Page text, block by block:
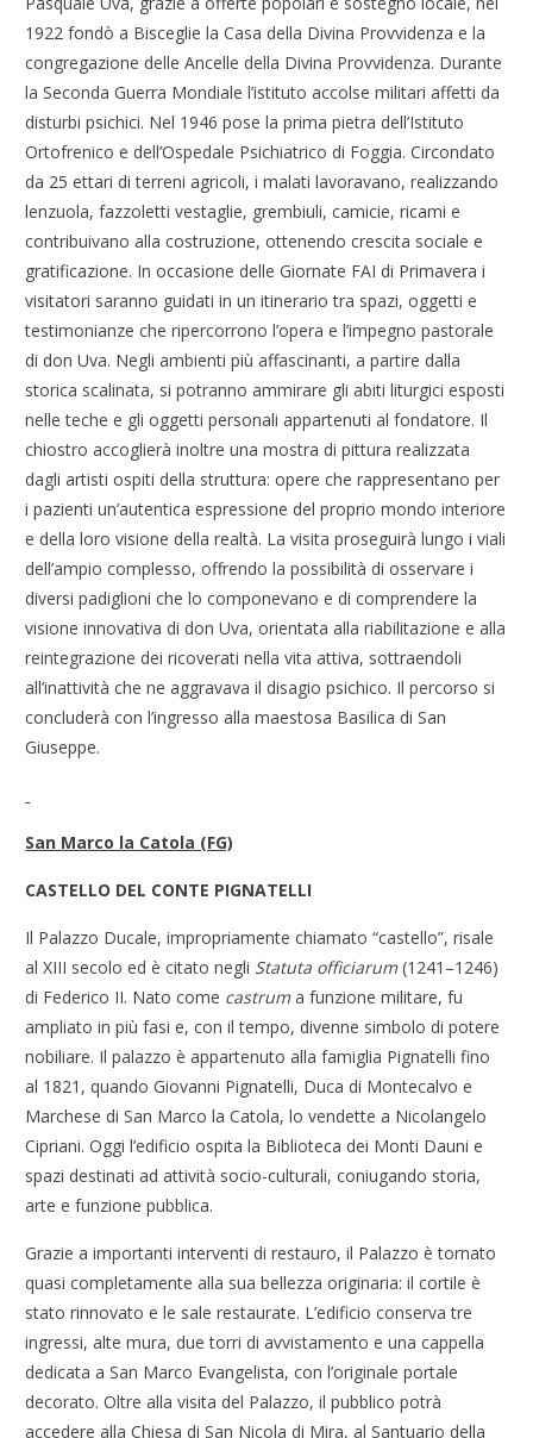
1922 fondò a Bisceglie la Casa della Divina Provvidenza e la
congregazione delle Ancelle della Divina Provvidenza. Durante
la Seconda Guerra Mondiale l’istituto accolse militari affetti da
disturbi psichici. Nel 1946 pose la prima pietra dell’Istituto
Ortofrenico e dell’Ospedale Psichiatrico di Foggia. Circondato
da 25 ettari di terreni agricoli, i malati lavoravano, realizzando
lenzuola, fazzoletti vestaglie, grembiuli, camicie, ricami e
contribuivano alla costruzione, ottenendo crescita sociale e
gratificazione. In occasione delle Giornate FAI di Primavera i
visitatori saranno guidati in un itinerario tra spazi, oggetti e
testimonianze che ripercorrono l’opera e l’impegno pastorale
di don Uva. Negli ambienti più affascinanti, a partire dalla
storica scalinata, si potranno ammirare gli abiti liturgici esposti
nelle teche e gli oggetti personali appartenuti al fondatore. Il
chiostro accoglierà inoltre una mostra di pittura realizzata
dagli artisti ospiti della struttura: opere che rappresentano per
i pazienti un’autentica espressione del proprio mondo interiore
e della loro visione della realtà. La visita proseguirà lungo i viali
dell’ampio complesso, offrendo la possibilità di osservare i
diversi padiglioni che lo componevano e di comprendere la
visione innovativa di don Uva, orientata alla riabilitazione e alla
reintegrazione dei ricoverati nella vita attiva, sottraendoli
all’inattività che ne aggravava il disagio psichico. Il percorso si
concluderà con l’ingresso alla maestosa Basilica di San
Giuseppe.
San Marco la Catola (FG)
CASTELLO DEL CONTE PIGNATELLI
Il Palazzo Ducale, impropriamente chiamato “castello”, risale
al XIII secolo ed è citato negli Statuta officiarum(1241–1246)
di Federico II. Nato come castruma funzione militare, fu
ampliato in più fasi e, con il tempo, divenne simbolo di potere
nobiliare. Il palazzo è appartenuto alla famiglia Pignatelli fino
al 1821, quando Giovanni Pignatelli, Duca di Montecalvo e
Marchese di San Marco la Catola, lo vendette a Nicolangelo
Cipriani. Oggi l’edificio ospita la Biblioteca dei Monti Dauni e
spazi destinati ad attività socio-culturali, coniugando storia,
arte e funzione pubblica.
Grazie a importanti interventi di restauro, il Palazzo è tornato
quasi completamente alla sua bellezza originaria: il cortile è
stato rinnovato e le sale restaurate. L’edificio conserva tre
ingressi, alte mura, due torri di avvistamento e una cappella
dedicata a San Marco Evangelista, con l’originale portale
decorato. Oltre alla visita del Palazzo, il pubblico potrà
accedere alla Chiesa di San Nicola di Mira, al Santuario della